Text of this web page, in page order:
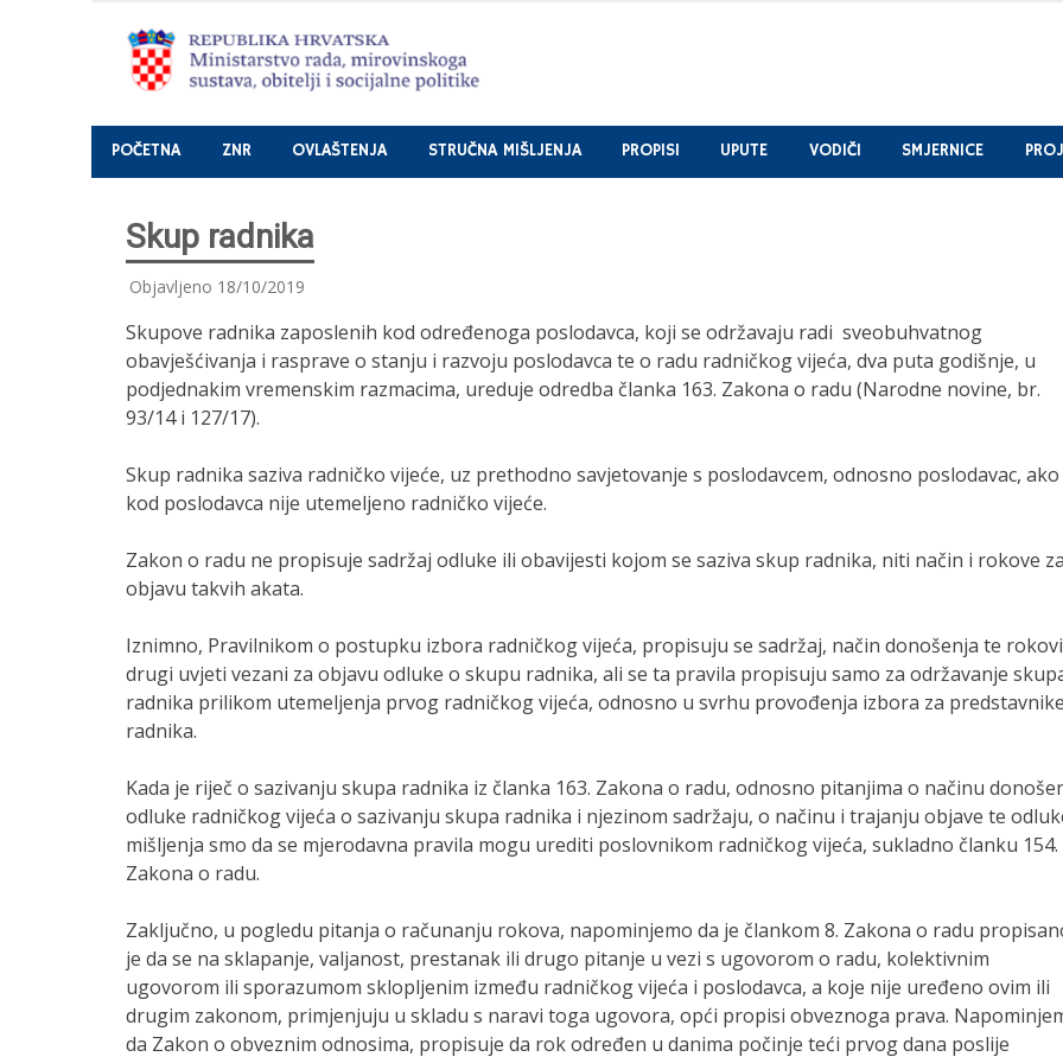
POČETNA ZNR OVLAŠTENJA STRUČNA MIŠLJENJA PROPISI UPUTE VODIČI SMJERNICE
Skup radnika
Objavljeno 18/10/2019
Skupove radnika zaposlenih kod određenoga poslodavca, koji se održavaju radi sveobuhvatnog
obavješćivanja i rasprave o stanju i razvoju poslodavca te o radu radničkog vijeća, dva puta godišnje, u
podjednakim vremenskim razmacima, ureduje odredba članka 163. Zakona o radu (Narodne novine, br.
93/14 i 127/17).
Skup radnika saziva radničko vijeće, uz prethodno savjetovanje s poslodavcem, odnosno poslodavac, ako
kod poslodavca nije utemeljeno radničko vijeće.
Zakon o radu ne propisuje sadržaj odluke ili obavijesti kojom se saziva skup radnika, niti način i rokove za
objavu takvih akata.
Iznimno, Pravilnikom o postupku izbora radničkog vijeća, propisuju se sadržaj, način donošenja te
drugi uvjeti vezani za objavu odluke o skupu radnika, ali se ta pravila propisuju samo za održavanje
radnika prilikom utemeljenja prvog radničkog vijeća, odnosno u svrhu provođenja izbora za predstavnike
radnika.
Kada je riječ o sazivanju skupa radnika iz članka 163. Zakona o radu, odnosno pitanjima o načinu
odluke radničkog vijeća o sazivanju skupa radnika i njezinom sadržaju, o načinu i trajanju objave te
mišljenja smo da se mjerodavna pravila mogu urediti poslovnikom radničkog vijeća, sukladno članku 154.
Zakona o radu.
Zaključno, u pogledu pitanja o računanju rokova, napominjemo da je člankom 8. Zakona o radu
je da se na sklapanje, valjanost, prestanak ili drugo pitanje u vezi s ugovorom o radu, kolektivnim
ugovorom ili sporazumom sklopljenim između radničkog vijeća i poslodavca, a koje nije uređeno ovim ili
drugim zakonom, primjenjuju u skladu s naravi toga ugovora, opći propisi obveznoga prava.
da Zakon o obveznim odnosima, propisuje da rok određen u danima počinje teći prvog dana poslije